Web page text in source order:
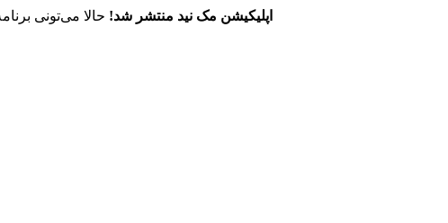
اپلیکیشن مک نید منتشر شد! حالا می‌تونی